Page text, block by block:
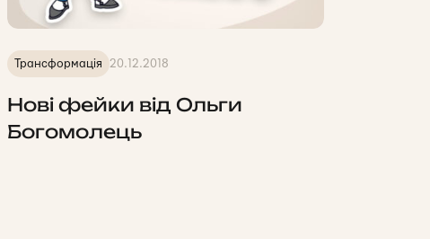
Трансформація 20.12.2018
Нові фейки від Ольги
Богомолець